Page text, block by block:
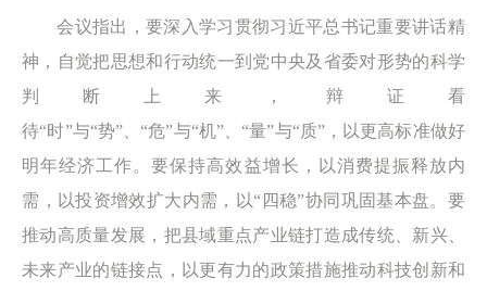
会议指出，要深入学习贯彻习近平总书记重要讲话精
神，自觉把思想和行动统一到党中央及省委对形势的科学
判断上来，辩证看
待“时”与“势”、“危”与“机”、“量”与“质”，以更高标准做好
明年经济工作。要保持高效益增长，以消费提振释放内
需，以投资增效扩大内需，以“四稳”协同巩固基本盘。要
推动高质量发展，把县域重点产业链打造成传统、新兴、
未来产业的链接点，以更有力的政策措施推动科技创新和